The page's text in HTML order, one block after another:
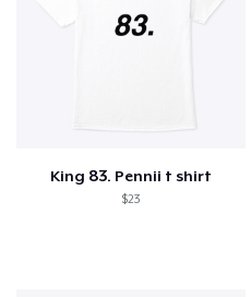
King 83. Pennii t shirt
$23